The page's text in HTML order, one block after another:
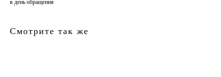
в день обращения
Смотрите так же